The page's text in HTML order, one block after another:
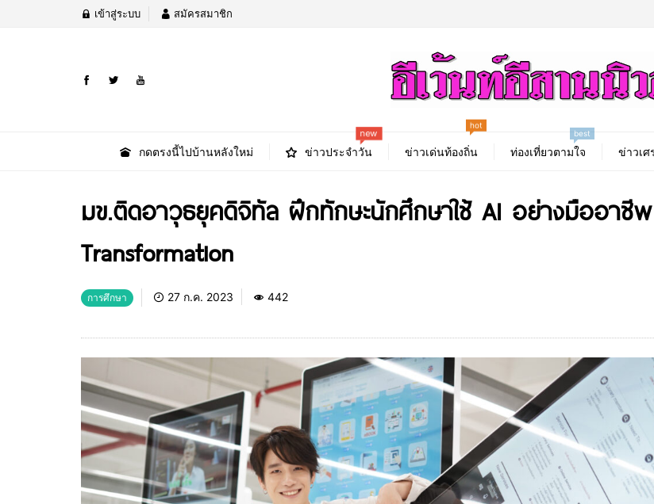
เข้าสู่ระบบ สมัครสมาชิก
กดตรงนี้ไปบ้านหลังใหม่ ข่าวประจำวัน
new
ข่าวเด่นท้องถิ่น
hot
ท่องเที่ยวตามใจ
best
ข่าวเศ
มข.ติดอาวุธยุคดิจิทัล ฝึกทักษะนักศึกษาใช้ AI อย่างมืออาชี
Transformation
การศึกษา 27 ก.ค. 2023 442